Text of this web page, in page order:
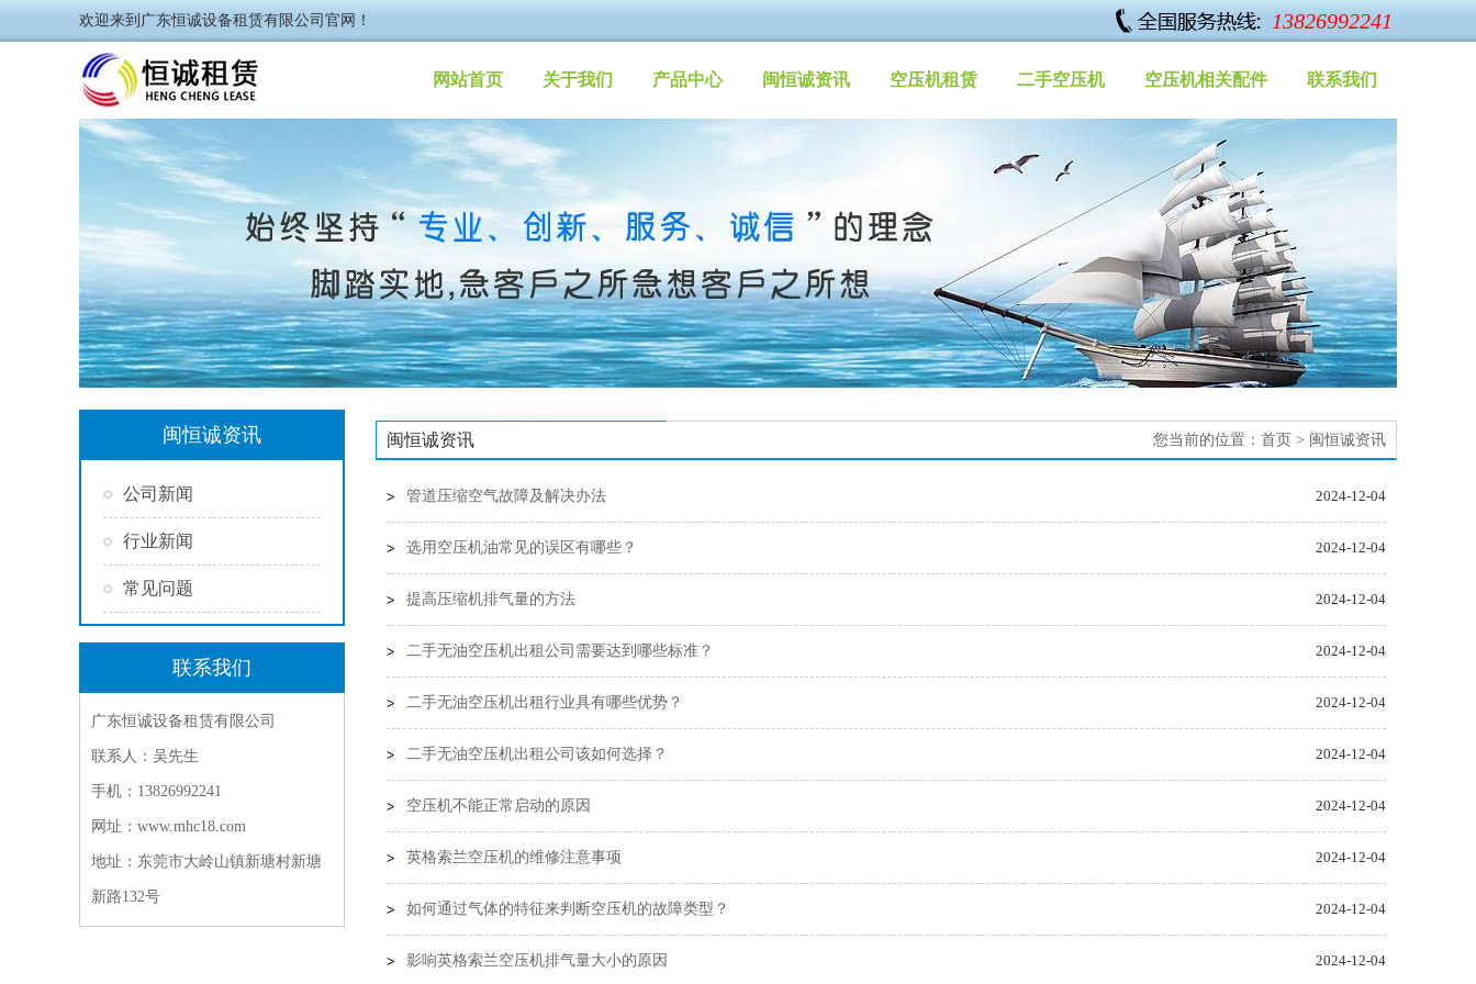
欢迎来到广东恒诚设备租赁有限公司官网！ 13826992241
网站首页 关于我们 产品中心 闽恒诚资讯 空压机租赁 二手空压机 空压机相关配件 联系我们
闽恒诚资讯
公司新闻
行业新闻
常见问题
联系我们
广东恒诚设备租赁有限公司
联系人：吴先生
手机：13826992241
网址：www.mhc18.com
地址：东莞市大岭山镇新塘村新塘
新路132号
闽恒诚资讯 您当前的位置： 首页 > 闽恒诚资讯
管道压缩空气故障及解决办法 2024-12-04
选用空压机油常见的误区有哪些？ 2024-12-04
提高压缩机排气量的方法 2024-12-04
二手无油空压机出租公司需要达到哪些标准？ 2024-12-04
二手无油空压机出租行业具有哪些优势？ 2024-12-04
二手无油空压机出租公司该如何选择？ 2024-12-04
空压机不能正常启动的原因 2024-12-04
英格索兰空压机的维修注意事项 2024-12-04
如何通过气体的特征来判断空压机的故障类型？ 2024-12-04
影响英格索兰空压机排气量大小的原因 2024-12-04